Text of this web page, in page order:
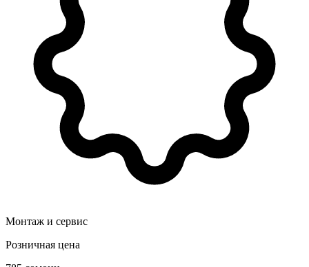
Монтаж и сервис
Розничная цена